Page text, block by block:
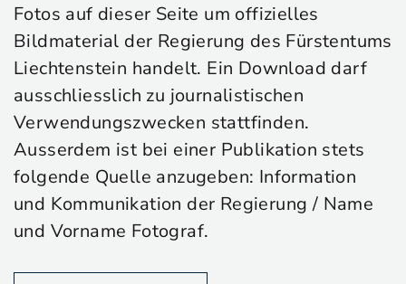
Fotos auf dieser Seite um offizielles
Bildmaterial der Regierung des Fürstentums
Liechtenstein handelt. Ein Download darf
ausschliesslich zu journalistischen
Verwendungszwecken stattfinden.
Ausserdem ist bei einer Publikation stets
folgende Quelle anzugeben: Information
und Kommunikation der Regierung / Name
und Vorname Fotograf.